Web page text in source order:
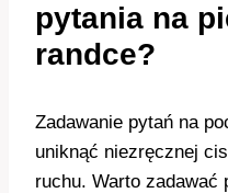
pytania na
randce?
Zadawanie pytań na
uniknąć niezręcznej
ruchu. Warto zadawać